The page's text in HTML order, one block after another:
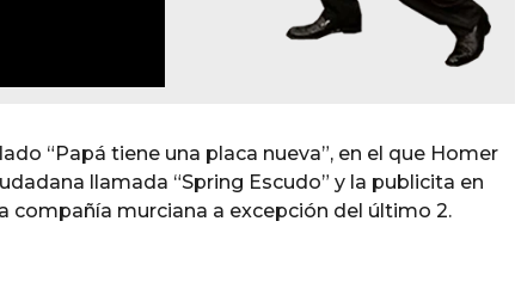
“Papá tiene una placa nueva”, en el que Homer
llamada “Spring Escudo” y la publicita en
murciana a excepción del último 2.